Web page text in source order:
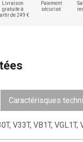
Livraison
gratuite à
de 249 €
Paiement
sécurisé
Caractérisques
V33T, VB1T,